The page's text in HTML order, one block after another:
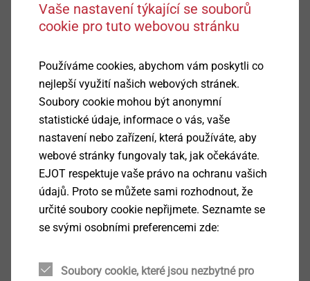
materiálů z nerezové oceli A4.
životnost celé fasády.
Společnost EJOT proto nabízí široké portfolio
upevňovacích řešení pro oblast zavěšených
odvětrávaných fasád, která zohledňují různé typy
podkladů i konstrukčních situací.
V dalším dílu našeho průvodce se zaměříme na
správný výběr a montáž plastových fasádních
hmoždinek.
Řešíte konkrétní projekt fasády?
Vaše nastavení týkající se souborů
cookie pro tuto webovou stránku
Používáme cookies, abychom vám poskytli co
nejlepší využití našich webových stránek.
Soubory cookie mohou být anonymní
statistické údaje, informace o vás, vaše
nastavení nebo zařízení, která používáte, aby
webové stránky fungovaly tak, jak očekáváte.
EJOT respektuje vaše právo na ochranu vašich
údajů. Proto se můžete sami rozhodnout, že
určité soubory cookie nepřijmete. Seznamte se
se svými osobními preferencemi zde:
Soubory cookie, které jsou nezbytné pro